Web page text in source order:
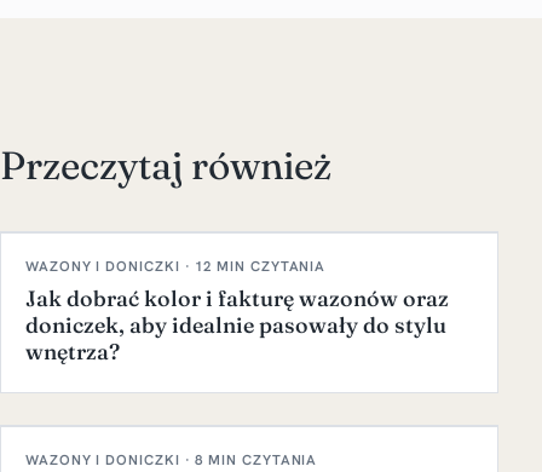
Przeczytaj również
WAZONY I DONICZKI · 12 MIN CZYTANIA
Jak dobrać kolor i fakturę wazonów oraz
doniczek, aby idealnie pasowały do stylu
wnętrza?
WAZONY I DONICZKI · 8 MIN CZYTANIA